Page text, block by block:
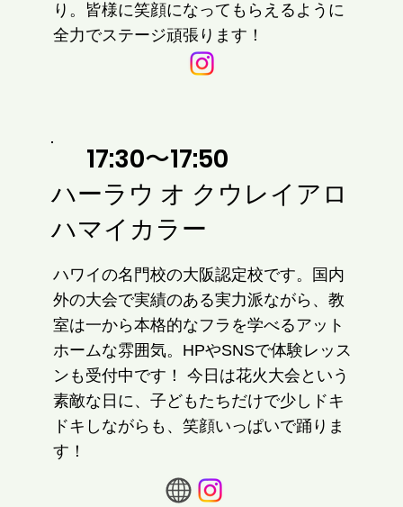
り。皆様に笑顔になってもらえるように
全力でステージ頑張ります！
17:30〜17:50
ハーラウ オ クウレイアロ
ハマイカラー
ハワイの名門校の大阪認定校です。国内
外の大会で実績のある実力派ながら、教
室は一から本格的なフラを学べるアット
ホームな雰囲気。HPやSNSで体験レッス
ンも受付中です！ 今日は花火大会という
素敵な日に、子どもたちだけで少しドキ
ドキしながらも、笑顔いっぱいで踊りま
す！